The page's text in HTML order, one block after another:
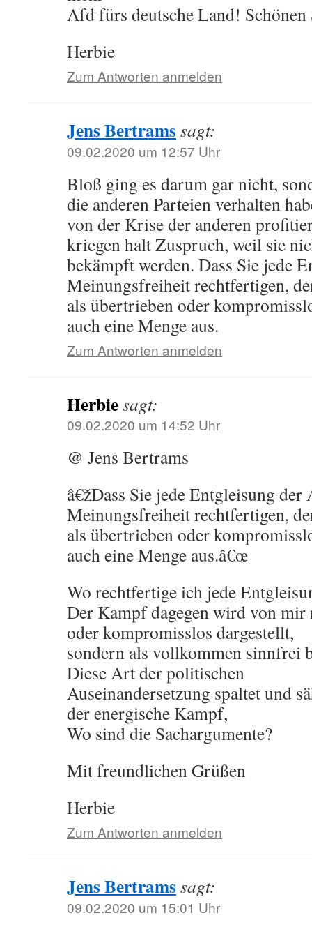
Afd fürs deutsche Land! Schönen
Herbie
Zum Antworten anmelden
Jens Bertramssagt:
09.02.2020 um 12:57 Uhr
Bloß ging es darum gar nicht,
die anderen Parteien verhalten
von der Krise der anderen
kriegen halt Zuspruch, weil sie
bekämpft werden. Dass Sie jede
Meinungsfreiheit rechtfertigen,
als übertrieben oder
auch eine Menge aus.
Zum Antworten anmelden
Herbiesagt:
09.02.2020 um 14:52 Uhr
@ Jens Bertrams
â€žDass Sie jede Entgleisung
Meinungsfreiheit rechtfertigen,
als übertrieben oder
auch eine Menge aus.â€œ
Wo rechtfertige ich jede
Der Kampf dagegen wird von
oder kompromisslos dargestellt,
sondern als vollkommen sinnfrei
Diese Art der politischen
Auseinandersetzung spaltet und
der energische Kampf,
Wo sind die Sachargumente?
Mit freundlichen Grüßen
Herbie
Zum Antworten anmelden
Jens Bertramssagt:
09.02.2020 um 15:01 Uhr